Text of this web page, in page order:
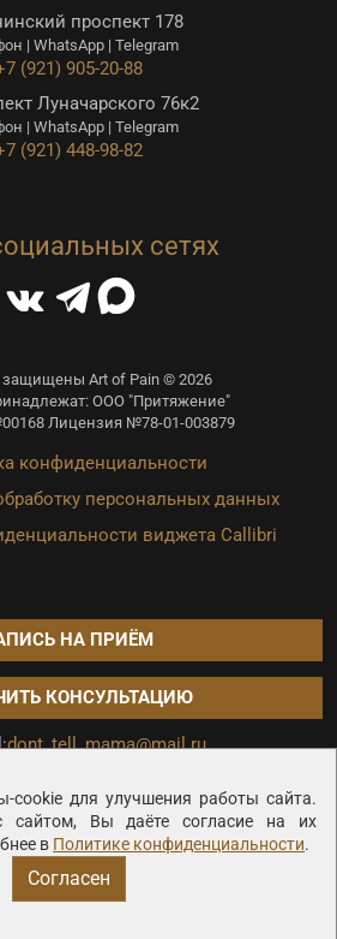
cookie для улучшения работы сайта.
сайтом, Вы даёте согласие на их
в Политике конфиденциальности.
Согласен
проспект 178
| WhatsApp | Telegram
(921) 905-20-88
Луначарского 76к2
| WhatsApp | Telegram
(921) 448-98-82
сетях
защищены Art of Pain © 2026
ООО "Притяжение"
Лицензия №78-01-003879
конфиденциальности
персональных данных
виджета Callibri
НА ПРИЁМ
КОНСУЛЬТАЦИЮ
dont_tell_mama@mail.ru